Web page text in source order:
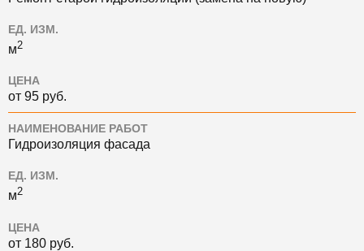
ЕД. ИЗМ.
м2
ЦЕНА
от 95 руб.
НАИМЕНОВАНИЕ РАБОТ
Гидроизоляция фасада
ЕД. ИЗМ.
м2
ЦЕНА
от 180 руб.